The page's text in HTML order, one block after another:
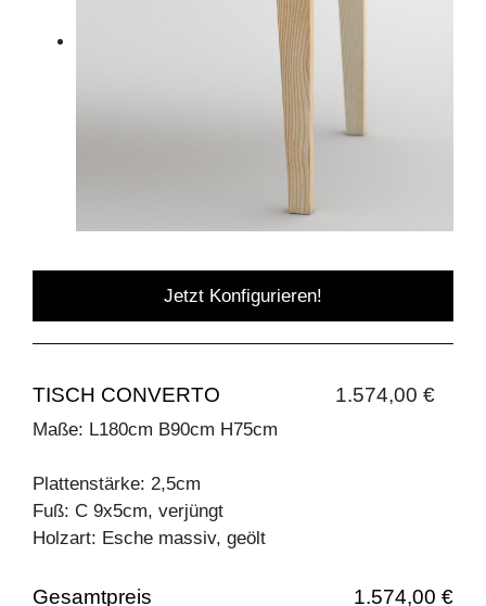
Jetzt Konfigurieren!
TISCH CONVERTO 1.574,00 €
Maße: L180cm B90cm H75cm
Plattenstärke: 2,5cm
Fuß: C 9x5cm, verjüngt
Holzart: Esche massiv, geölt
Gesamtpreis 1.574,00 €